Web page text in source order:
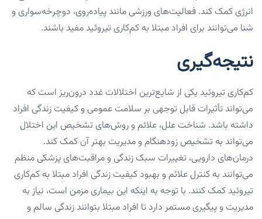
انرژی کمک کند. فعالیت‌های ورزشی مانند پیاده‌روی، دوچرخه‌سواری و
شنا می‌توانند برای افراد مبتلا به کم‌کاری تیروئید مفید باشند.
نتیجه‌گیری
کم‌کاری تیروئید یکی از شایع‌ترین اختلالات غدد درون‌ریز است که
می‌تواند تأثیرات قابل توجهی بر سلامت عمومی و کیفیت زندگی افراد
داشته باشد. شناخت علل، علائم و روش‌های تشخیص این اختلال
می‌تواند به تشخیص زودهنگام و مدیریت بهتر آن کمک کند.
درمان‌های دارویی، تغییرات سبک زندگی و مراقبت‌های پزشکی منظم
می‌توانند به کنترل علائم و بهبود کیفیت زندگی افراد مبتلا به کم‌کاری
تیروئید کمک کنند. با توجه به اینکه این بیماری مزمن است، نیاز به
مدیریت و پیگیری مستمر دارد تا افراد مبتلا بتوانند زندگی سالم و